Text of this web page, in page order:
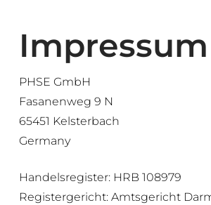
Impressum
PHSE GmbH
Fasanenweg 9 N
65451 Kelsterbach
Germany
Handelsregister: HRB 108979
Registergericht: Amtsgericht